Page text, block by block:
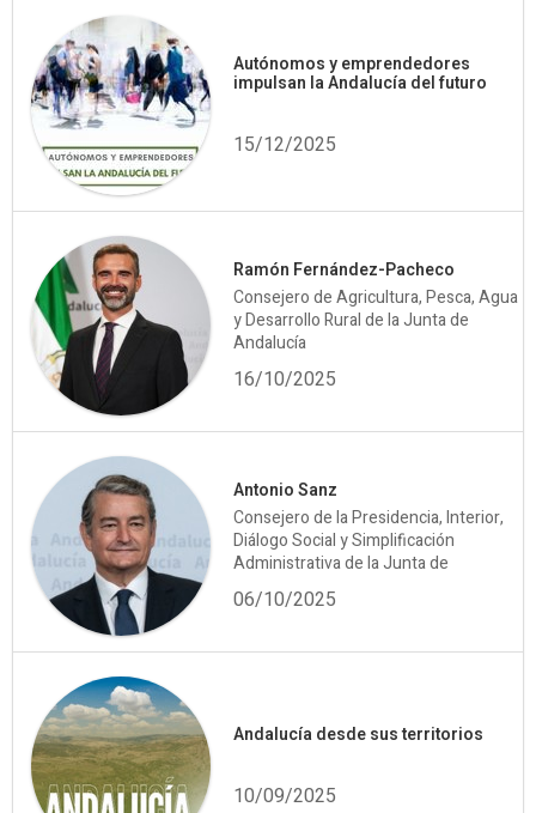
Autónomos y emprendedores
impulsan la Andalucía del futuro
15/12/2025
Ramón Fernández-Pacheco
Consejero de Agricultura, Pesca, Agua
y Desarrollo Rural de la Junta de
Andalucía
16/10/2025
Antonio Sanz
Consejero de la Presidencia, Interior,
Diálogo Social y Simplificación
Administrativa de la Junta de
06/10/2025
Andalucía desde sus territorios
10/09/2025